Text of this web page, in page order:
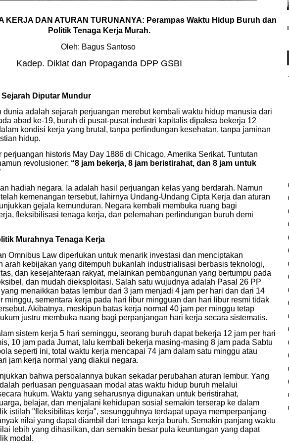
KERJA DAN ATURAN TURUNANYA: Perampas Waktu Hidup Buruh dan
Politik Tenaga Kerja Murah.
Oleh: Bagus Santoso
Kadep. Diklat dan Propaganda DPP GSBI
Diputar Mundur
dunia adalah sejarah perjuangan merebut kembali waktu hidup manusia dari
abad ke-19, buruh di pusat-pusat industri kapitalis dipaksa bekerja 12
kondisi kerja yang brutal, tanpa perlindungan kesehatan, tanpa jaminan
hidup.
historis May Day 1886 di Chicago, Amerika Serikat. Tuntutan
revolusioner: “8 jam bekerja, 8 jam beristirahat, dan 8 jam untuk
hadiah negara. Ia adalah hasil perjuangan kelas yang berdarah. Namun
kemenangan tersebut, lahirnya Undang-Undang Cipta Kerja dan aturan
gejala kemunduran. Negara kembali membuka ruang bagi
fleksibilisasi tenaga kerja, dan pelemahan perlindungan buruh demi
Murahnya Tenaga Kerja
Omnibus Law diperlukan untuk menarik investasi dan menciptakan
arah kebijakan yang ditempuh bukanlah industrialisasi berbasis teknologi,
dan kesejahteraan rakyat, melainkan pembangunan yang bertumpu pada
dan mudah dieksploitasi. Salah satu wujudnya adalah Pasal 26 PP
menaikkan batas lembur dari 3 jam menjadi 4 jam per hari dan dari 14
minggu, sementara kerja pada hari libur mingguan dan hari libur resmi tidak
Akibatnya, meskipun batas kerja normal 40 jam per minggu tetap
justru membuka ruang bagi perpanjangan hari kerja secara sistematis.
sistem kerja 5 hari seminggu, seorang buruh dapat bekerja 12 jam per hari
10 jam pada Jumat, lalu kembali bekerja masing-masing 8 jam pada Sabtu
seperti ini, total waktu kerja mencapai 74 jam dalam satu minggu atau
jam kerja normal yang diakui negara.
bahwa persoalannya bukan sekadar perubahan aturan lembur. Yang
perluasan penguasaan modal atas waktu hidup buruh melalui
hukum. Waktu yang seharusnya digunakan untuk beristirahat,
belajar, dan menjalani kehidupan sosial semakin terserap ke dalam
istilah "fleksibilitas kerja", sesungguhnya terdapat upaya memperpanjang
nilai yang dapat diambil dari tenaga kerja buruh. Semakin panjang waktu
lebih yang dihasilkan, dan semakin besar pula keuntungan yang dapat
modal.